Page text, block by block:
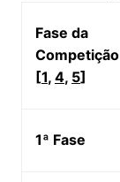
Fase da
Competição
[1, 4, 5]
1ª Fase